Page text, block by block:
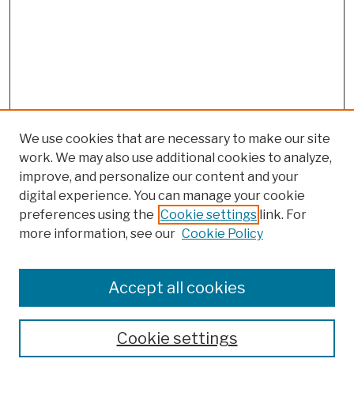
Search
We use cookies that are necessary to make our site
work. We may also use additional cookies to analyze,
improve, and personalize our content and your
digital experience. You can manage your cookie
preferences using the Cookie settings link. For
more information, see our Cookie Policy
Cookie settings
Accept all cookies